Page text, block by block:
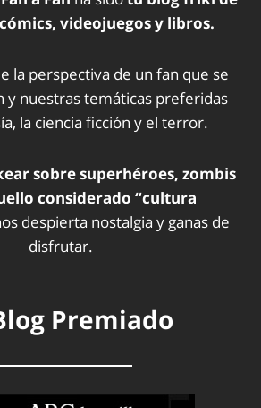
videojuegos y libros.
la perspectiva de un fan que se
y nuestras temáticas preferidas
la ciencia ficción y el terror.
sobre superhéroes, zombis
considerado “cultura
despierta nostalgia y ganas de
disfrutar.
Premiado